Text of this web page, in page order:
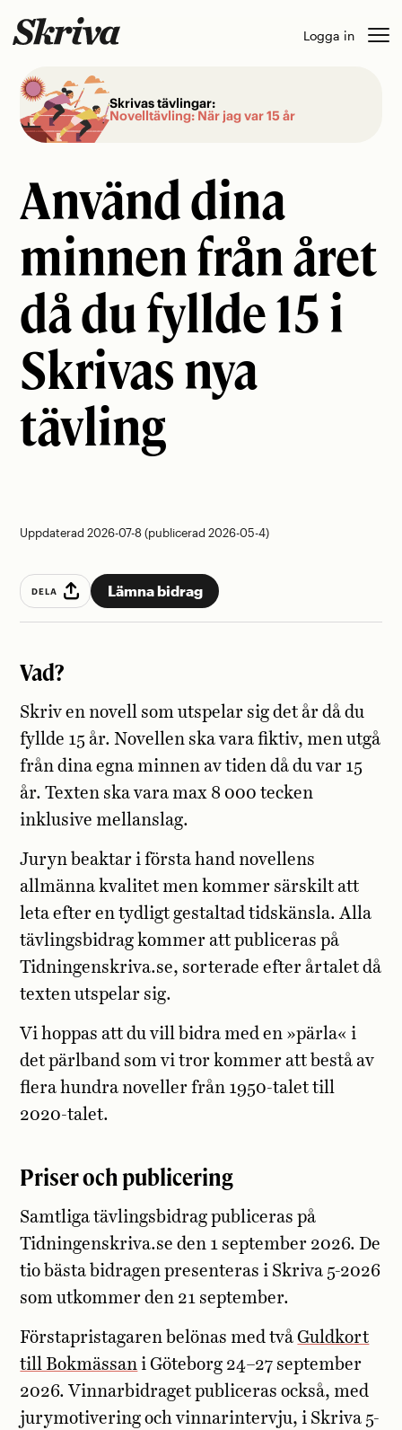
to
Logga in
Använd dina
minnen från året
då du fyllde 15 i
Skrivas nya
tävling
Skrivas tävlingar:
Novelltävling: När jag var 15 år
Uppdaterad 2026-07-8 (publicerad 2026-05-4)
DELA Lämna bidrag
Vad?
Skriv en novell som utspelar sig det år då du
fyllde 15 år. Novellen ska vara fiktiv, men utgå
från dina egna minnen av tiden då du var 15
år. Texten ska vara max 8 000 tecken
inklusive mellanslag.
Juryn beaktar i första hand novellens
allmänna kvalitet men kommer särskilt att
leta efter en tydligt gestaltad tidskänsla. Alla
tävlingsbidrag kommer att publiceras på
Tidningenskriva.se, sorterade efter årtalet då
texten utspelar sig.
Vi hoppas att du vill bidra med en »pärla« i
det pärlband som vi tror kommer att bestå av
flera hundra noveller från 1950-talet till
2020-talet.
Priser och publicering
Samtliga tävlingsbidrag publiceras på
Tidningenskriva.se den 1 september 2026. De
tio bästa bidragen presenteras i Skriva 5-2026
som utkommer den 21 september.
Förstapristagaren belönas med två Guldkort
till Bokmässan i Göteborg 24–27 september
2026. Vinnarbidraget publiceras också, med
jurymotivering och vinnarintervju, i Skriva 5-